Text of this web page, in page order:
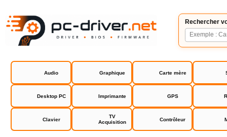
Rechercher
Audio Graphique Carte mère
Desktop PC Imprimante GPS
Clavier
TV
Acquisition
Contrôleur
Crosshair Formula III Asus bios